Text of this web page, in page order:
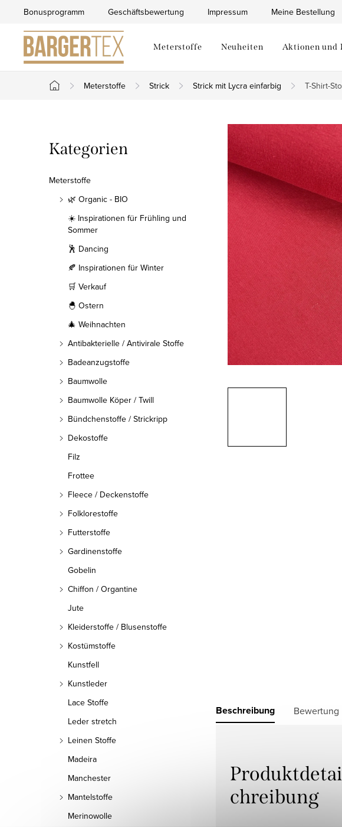
springen
Bonusprogramm Geschäftsbewertung Impressum Meine Bestellung
Meterstoffe Neuheiten Aktionen und
Startseite
Meterstoffe Strick Strick mit Lycra einfarbig T-Shirt-
e
i
Kategorien
überspringen
Kategorien
Meterstoffe
🌿 Organic - BIO
☀️ Inspirationen für Frühling und
Sommer
🕺 Dancing
🍂 Inspirationen für Winter
🛒 Verkauf
🐣 Ostern
🎄 Weihnachten
Antibakterielle / Antivirale Stoffe
Badeanzugstoffe
Baumwolle
Baumwolle Köper / Twill
Bündchenstoffe / Strickripp
Dekostoffe
Filz
Frottee
Fleece / Deckenstoffe
Folklorestoffe
Futterstoffe
Gardinenstoffe
Gobelin
Chiffon / Organtine
Jute
Kleiderstoffe / Blusenstoffe
Kostümstoffe
Kunstfell
Kunstleder
Lace Stoffe
Leder stretch
Leinen Stoffe
Madeira
Manchester
Mantelstoffe
Merinowolle
Beschreibung Bewertung
chreibung